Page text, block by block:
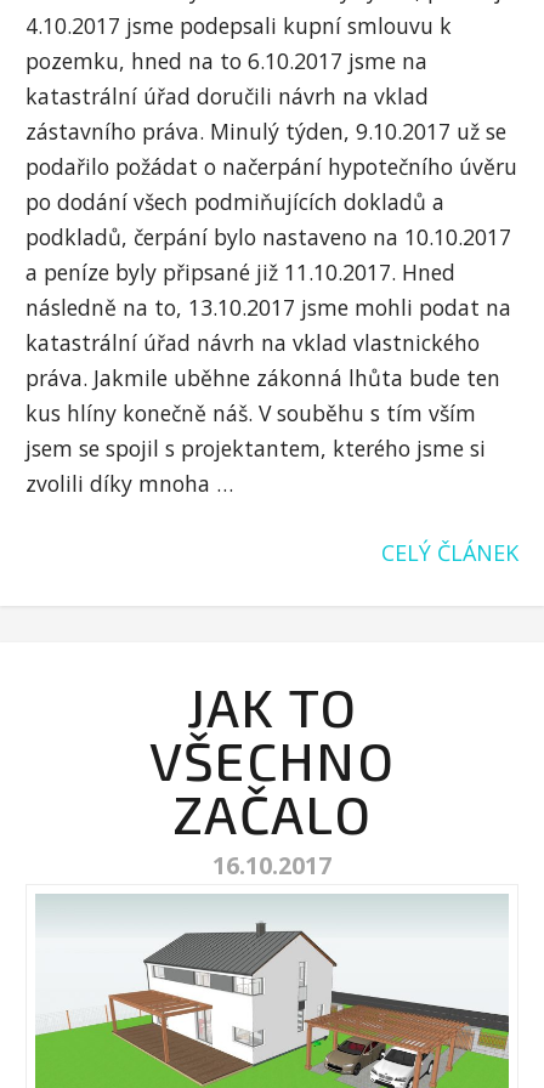
4.10.2017 jsme podepsali kupní smlouvu k
pozemku, hned na to 6.10.2017 jsme na
katastrální úřad doručili návrh na vklad
zástavního práva. Minulý týden, 9.10.2017 už se
podařilo požádat o načerpání hypotečního úvěru
po dodání všech podmiňujících dokladů a
podkladů, čerpání bylo nastaveno na 10.10.2017
a peníze byly připsané již 11.10.2017. Hned
následně na to, 13.10.2017 jsme mohli podat na
katastrální úřad návrh na vklad vlastnického
práva. Jakmile uběhne zákonná lhůta bude ten
kus hlíny konečně náš. V souběhu s tím vším
jsem se spojil s projektantem, kterého jsme si
zvolili díky mnoha …
CELÝ ČLÁNEK
JAK TO
VŠECHNO
ZAČALO
16.10.2017